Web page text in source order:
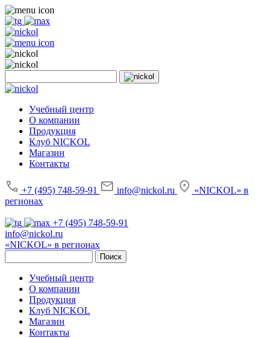
Учебный центр
О компании
Продукция
Клуб NICKOL
Магазин
Контакты
+7 (495) 748-59-91 info@nickol.ru
«NICKOL» в
регионах
+7 (495) 748-59-91
info@nickol.ru
«NICKOL» в регионах
Учебный центр
О компании
Продукция
Клуб NICKOL
Магазин
Контакты